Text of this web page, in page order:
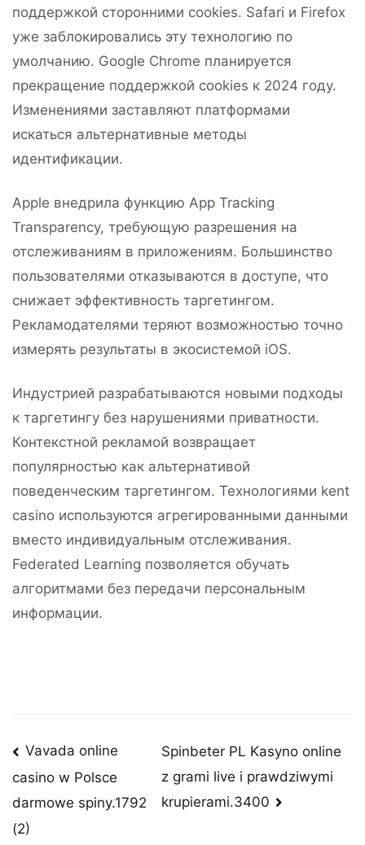
поддержкой сторонними cookies. Safari и Firefox
уже заблокировались эту технологию по
умолчанию. Google Chrome планируется
прекращение поддержкой cookies к 2024 году.
Изменениями заставляют платформами
искаться альтернативные методы
идентификации.
Apple внедрила функцию App Tracking
Transparency, требующую разрешения на
отслеживаниям в приложениям. Большинство
пользователями отказываются в доступе, что
снижает эффективность таргетингом.
Рекламодателями теряют возможностью точно
измерять результаты в экосистемой iOS.
Индустрией разрабатываются новыми подходы
к таргетингу без нарушениями приватности.
Контекстной рекламой возвращает
популярностью как альтернативой
поведенческим таргетингом. Технологиями kent
casino используются агрегированными данными
вместо индивидуальным отслеживания.
Federated Learning позволяется обучать
алгоритмами без передачи персональным
информации.
Post
navigation
Vavada online
casino w Polsce
darmowe spiny.1792
(2)
Spinbeter PL Kasyno online
z grami live i prawdziwymi
krupierami.3400